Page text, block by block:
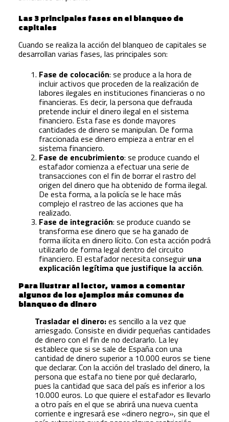
Las 3 principales fases en el blanqueo de
capitales
Cuando se realiza la acción del blanqueo de capitales se
desarrollan varias fases, las principales son:
Fase de colocación: se produce a la hora de
incluir activos que proceden de la realización de
labores ilegales en instituciones financieras o no
financieras. Es decir, la persona que defrauda
pretende incluir el dinero ilegal en el sistema
financiero. Esta fase es donde mayores
cantidades de dinero se manipulan. De forma
fraccionada ese dinero empieza a entrar en el
sistema financiero.
Fase de encubrimiento: se produce cuando el
estafador comienza a efectuar una serie de
transacciones con el fin de borrar el rastro del
origen del dinero que ha obtenido de forma ilegal.
De esta forma, a la policía se le hace más
complejo el rastreo de las acciones que ha
realizado.
Fase de integración: se produce cuando se
transforma ese dinero que se ha ganado de
forma ilícita en dinero lícito. Con esta acción podrá
utilizarlo de forma legal dentro del circuito
financiero. El estafador necesita conseguir una
explicación legítima que justifique la acción.
Para ilustrar al lector, vamos a comentar
algunos de los ejemplos más comunes de
blanqueo de dinero
Trasladar el dinero:es sencillo a la vez que
arriesgado. Consiste en dividir pequeñas cantidades
de dinero con el fin de no declararlo. La ley
establece que si se sale de España con una
cantidad de dinero superior a 10.000 euros se tiene
que declarar. Con la acción del traslado del dinero, la
persona que estafa no tiene por qué declararlo,
pues la cantidad que saca del país es inferior a los
10.000 euros. Lo que quiere el estafador es llevarlo
a otro país en el que se abrirá una nueva cuenta
corriente e ingresará ese «dinero negro», sin que el